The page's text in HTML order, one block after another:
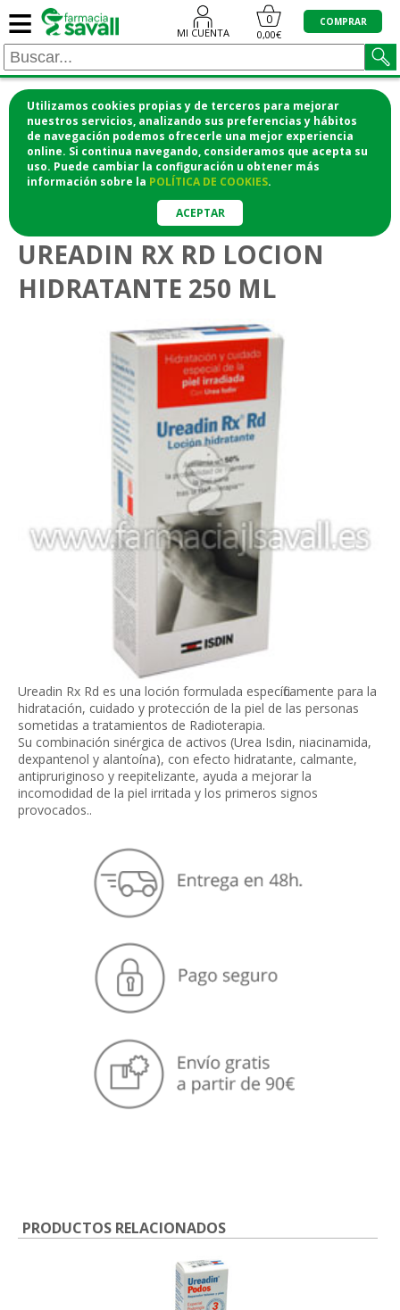
Utilizamos cookies propias y de terceros para mejorar
nuestros servicios, analizando sus preferencias y hábitos
de navegación podemos ofrecerle una mejor experiencia
online. Si continua navegando, consideramos que acepta su
uso. Puede cambiar la configuración u obtener más
información sobre la POLÍTICA DE COOKIES.
ACEPTAR
≡ MI CUENTA
0
0,00€
COMPRAR
¡COMPRA CÓMODAMENTE DESDE CASA Y RECOGE
EN LA FARMACIA!
o si lo prefieres te lo mandamos a casa
Cuidado corporal >
UREADIN RX RD LOCION
HIDRATANTE 250 ML
Ureadin Rx Rd es una loción formulada específicamente para la
hidratación, cuidado y protección de la piel de las personas
sometidas a tratamientos de Radioterapia.
Su combinación sinérgica de activos (Urea Isdin, niacinamida,
dexpantenol y alantoína), con efecto hidratante, calmante,
antipruriginoso y reepitelizante, ayuda a mejorar la
incomodidad de la piel irritada y los primeros signos
provocados..
PRODUCTOS RELACIONADOS